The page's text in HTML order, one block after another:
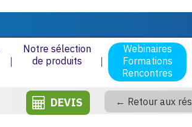
Notre sélection
de produits
Webinaires
Formations
Rencontres
DEVIS ← Retour aux